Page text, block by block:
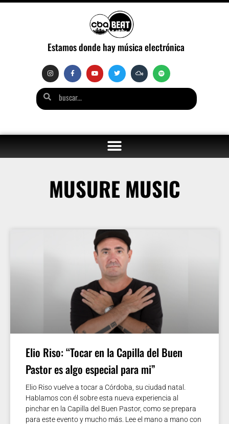
Estamos donde hay música electrónica
MUSURE MUSIC
Elio Riso: “Tocar en la Capilla del Buen
Pastor es algo especial para mi”
Elio Riso vuelve a tocar a Córdoba, su ciudad natal.
Hablamos con él sobre esta nueva experiencia al
pinchar en la Capilla del Buen Pastor, como se prepara
para este evento y mucho más. Lee el mano a mano con